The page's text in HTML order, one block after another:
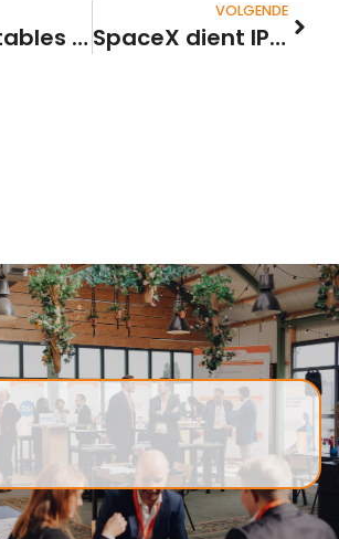
AI Roundtables Roundtables Fund Seminar – De tsunami nadert, maar de adviseur maakt nog gewoon zijn verslag
VOLGENDE
SpaceX dient IPO-aanvraag in: mogelijk grootste beursgang ooit